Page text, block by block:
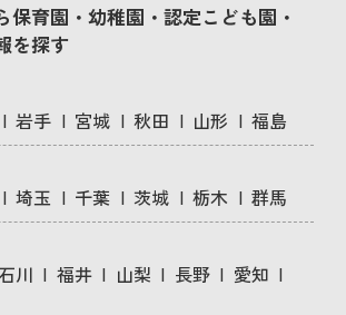
保育園・幼稚園・認定こども園・
を探す
岩手 宮城 秋田 山形
福島
埼玉 千葉 茨城 栃木
群馬
川 福井 山梨 長野
愛知